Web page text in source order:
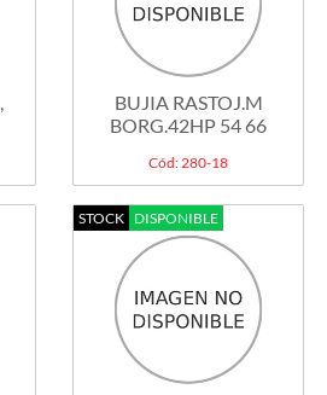
BUJIA RASTOJ.M
BORG.42HP 54 66
Cód: 280-18
STOCK DISPONIBLE